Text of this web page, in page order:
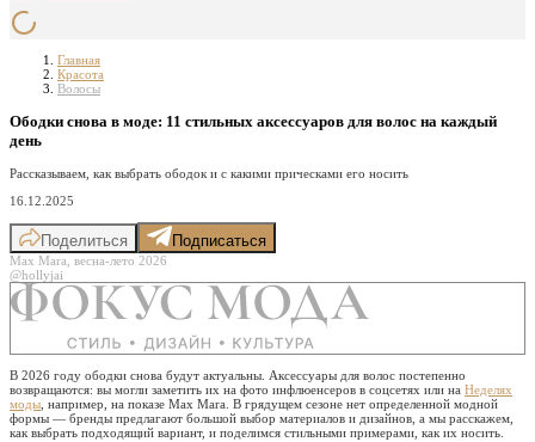
Главная
Красота
Волосы
Ободки снова в моде: 11 стильных аксессуаров для волос на каждый
день
Рассказываем, как выбрать ободок и с какими прическами его носить
16.12.2025
Поделиться Подписаться
Max Mara, весна-лето 2026
@hollyjai
В 2026 году ободки снова будут актуальны. Аксессуары для волос постепенно
возвращаются: вы могли заметить их на фото инфлюенсеров в соцсетях или на Неделях
моды , например, на показе Max Mara. В грядущем сезоне нет определенной модной
формы — бренды предлагают большой выбор материалов и дизайнов, а мы расскажем,
как выбрать подходящий вариант, и поделимся стильными примерами, как их носить.